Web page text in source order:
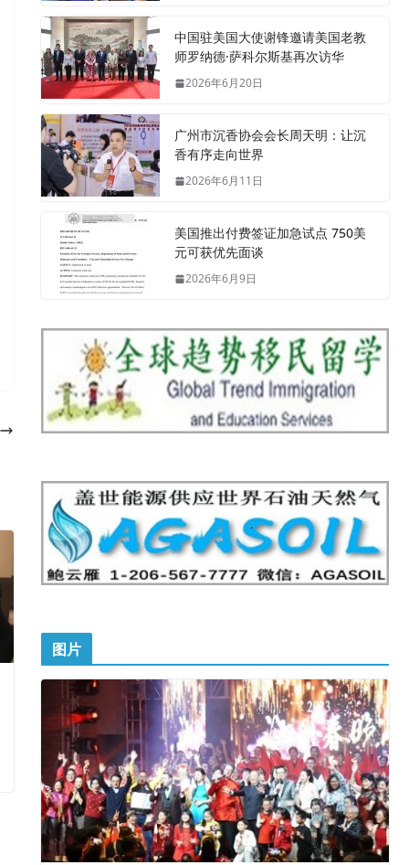
中国驻美国大使谢锋邀请美国老教
师罗纳德·萨科尔斯基再次访华
2026年6月20日
广州市沉香协会会长周天明：让沉
香有序走向世界
2026年6月11日
美国推出付费签证加急试点 750美
元可获优先面谈
2026年6月9日
图片